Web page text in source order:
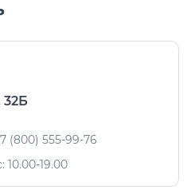
32Б
(800) 555-99-76
10.00-19.00